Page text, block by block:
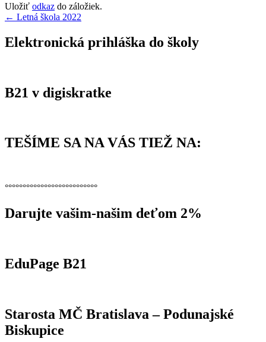
Uložiť odkaz do záložiek.
Navigácia
v
článku
← Letná škola 2022
Elektronická prihláška do školy
B21 v digiskratke
TEŠÍME SA NA VÁS TIEŽ NA:
°°°°°°°°°°°°°°°°°°°°°°°°°°
Darujte vašim-našim deťom 2%
EduPage B21
Starosta MČ Bratislava – Podunajské
Biskupice